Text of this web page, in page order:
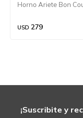
Horno Ariete Bon
USD 279
¡Suscribite y